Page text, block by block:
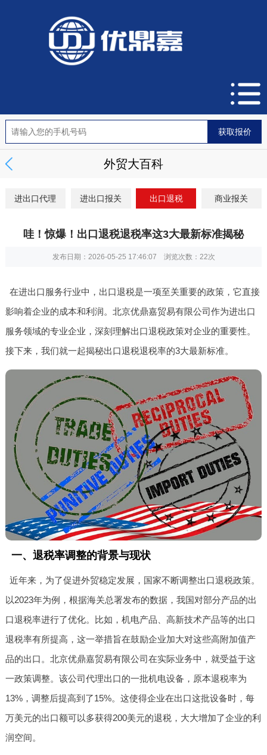
外贸大百科
进出口代理 进出口报关 出口退税 商业报关
哇！惊爆！出口退税退税率这3大最新标准揭秘
发布日期：2026-05-25 17:46:07 浏览次数： 22次
在进出口服务行业中，出口退税是一项至关重要的政策，它直接
影响着企业的成本和利润。北京优鼎嘉贸易有限公司作为进出口
服务领域的专业企业，深刻理解出口退税政策对企业的重要性。
接下来，我们就一起揭秘出口退税退税率的3大最新标准。
一、退税率调整的背景与现状
近年来，为了促进外贸稳定发展，国家不断调整出口退税政策。
以2023年为例，根据海关总署发布的数据，我国对部分产品的出
口退税率进行了优化。比如，机电产品、高新技术产品等的出口
退税率有所提高，这一举措旨在鼓励企业加大对这些高附加值产
品的出口。北京优鼎嘉贸易有限公司在实际业务中，就受益于这
一政策调整。该公司代理出口的一批机电设备，原本退税率为
13%，调整后提高到了15%。这使得企业在出口这批设备时，每
万美元的出口额可以多获得200美元的退税，大大增加了企业的利
润空间。